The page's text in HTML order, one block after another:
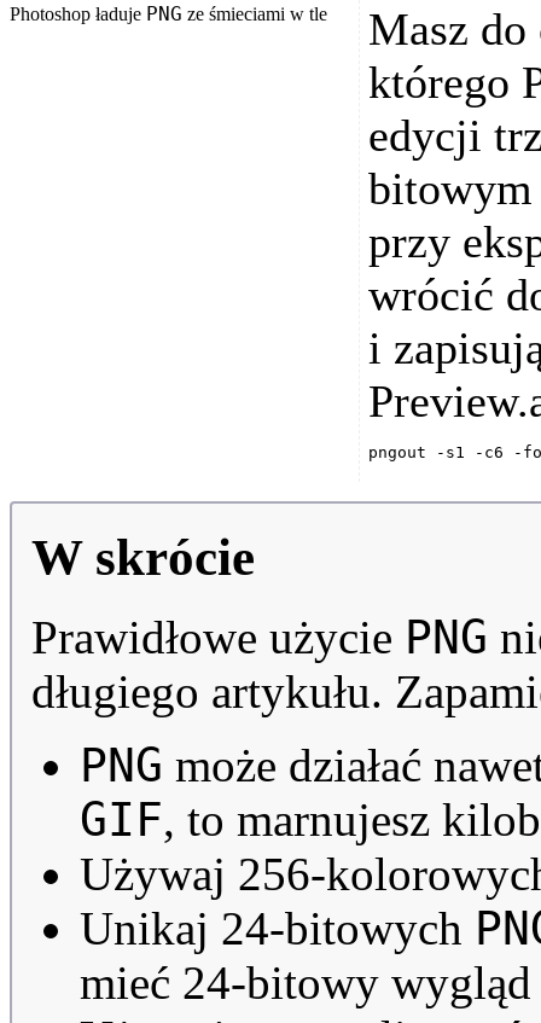
Photoshop ładuje PNG ze śmieciami w tle
Masz
którego
edycji
przy
wrócić
i
pngout -s1 -c6 -
W skrócie
Prawidłowe użycie PNG
długiego artykułu.
PNG może działać
GIF, to mar­nujesz
Używaj 256-
Unikaj 24-bitowych
mieć 24-bitowy